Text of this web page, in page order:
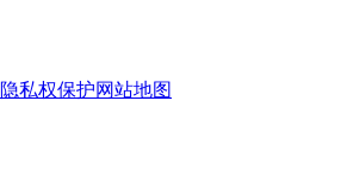
隐私权保护网站地图